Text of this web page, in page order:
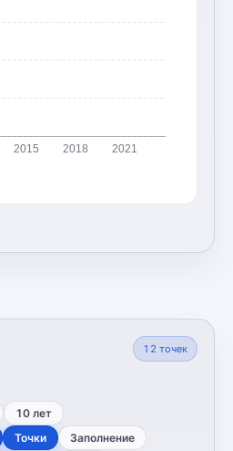
2015 2018 2021
12 точек
10 лет
Точки Заполнение